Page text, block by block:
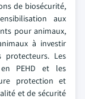
de biosécurité,
aux
pour animaux,
à investir
Les
PEHD et les
protection et
et de sécurité